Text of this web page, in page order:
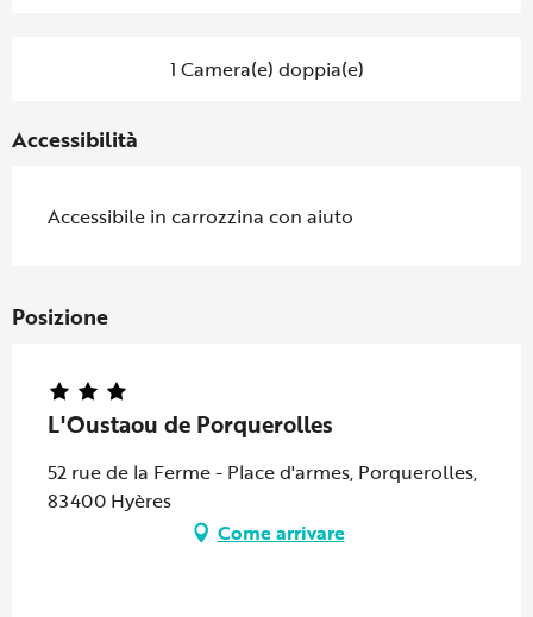
1 Camera(e) doppia(e)
Accessibilità
Accessibile in carrozzina con aiuto
Posizione
L'Oustaou de Porquerolles
52 rue de la Ferme - Place d'armes, Porquerolles,
83400 Hyères
Come arrivare